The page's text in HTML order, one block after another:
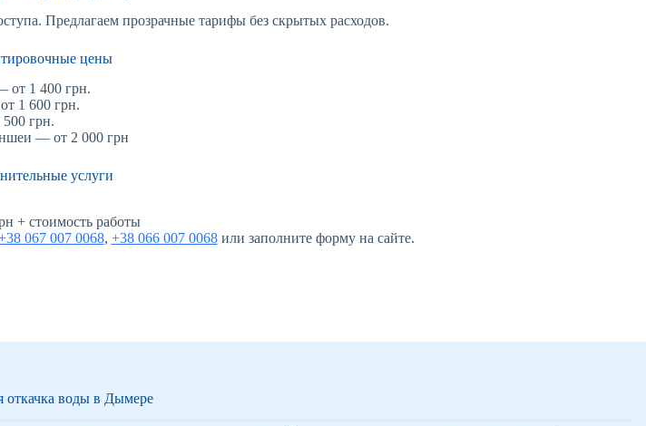
Предлагаем прозрачные тарифы без скрытых расходов.
цены
от 1 400 грн.
1 600 грн.
грн.
— от 2 000 грн
услуги
+ стоимость работы
067 007 0068, +38 066 007 0068или заполните форму на сайте.
откачка воды в Дымере